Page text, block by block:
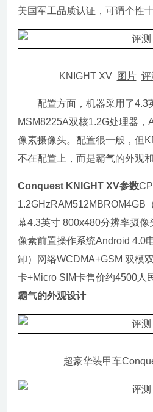
美国军工品质认证，可谓个性十
KNIGHT XV 图片 评
配置方面，机器采用了4.3
MSM8225A双核1.2G处理器，
像素摄像头。配置很一般，但
不在配置上，而是霸气的外观
Conquest KNIGHT XV参数
1.2GHzRAM512MBROM4GB
幕4.3英寸 800x480分辨率摄
像素前置操作系统Android 4.0
卸）网络WCDMA+GSM 双模
卡+Micro SIM卡售价约4500人
霸气的外观设计
超豪华装甲车